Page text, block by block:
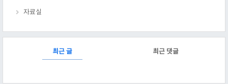
자료실
최근 글 최근 댓글